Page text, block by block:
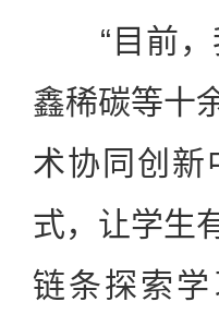
“目前，
鑫稀碳等十
术协同创新
式，让学生
链条探索